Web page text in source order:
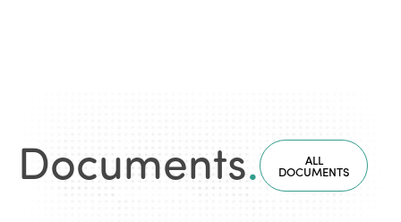
Documents. ALL
DOCUMENTS